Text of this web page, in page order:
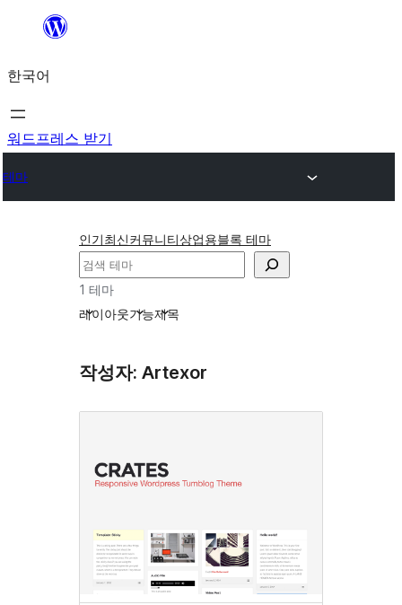
츠
로
바
가
한국어
워드프레스 받기
테마
인기최신커뮤니티상업용블록 테마
검
색
1 테마
레이아웃기능제목
작성자: Artexor